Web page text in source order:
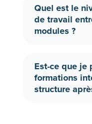
Quel est le
de travail
modules ?
Est-ce que je
formations
structure